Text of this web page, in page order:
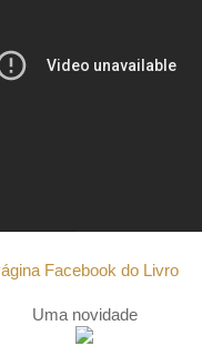
Facebook do Livro
Uma novidade